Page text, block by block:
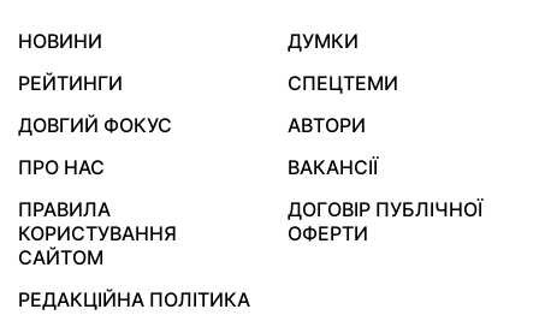
НОВИНИ
ДУМКИ
РЕЙТИНГИ
СПЕЦТЕМИ
ДОВГИЙ ФОКУС
АВТОРИ
ПРО НАС
ВАКАНСІЇ
ПРАВИЛА
КОРИСТУВАННЯ
САЙТОМ
ДОГОВІР ПУБЛІЧНОЇ
ОФЕРТИ
РЕДАКЦІЙНА ПОЛІТИКА